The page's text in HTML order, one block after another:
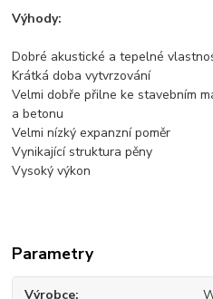
Výhody:
Dobré akustické a tepelné
Krátká doba vytvrzování
Velmi dobře přilne ke stavebním
a betonu
Velmi nízký expanzní poměr
Vynikající struktura pěny
Vysoký výkon
Parametry
Výrobce